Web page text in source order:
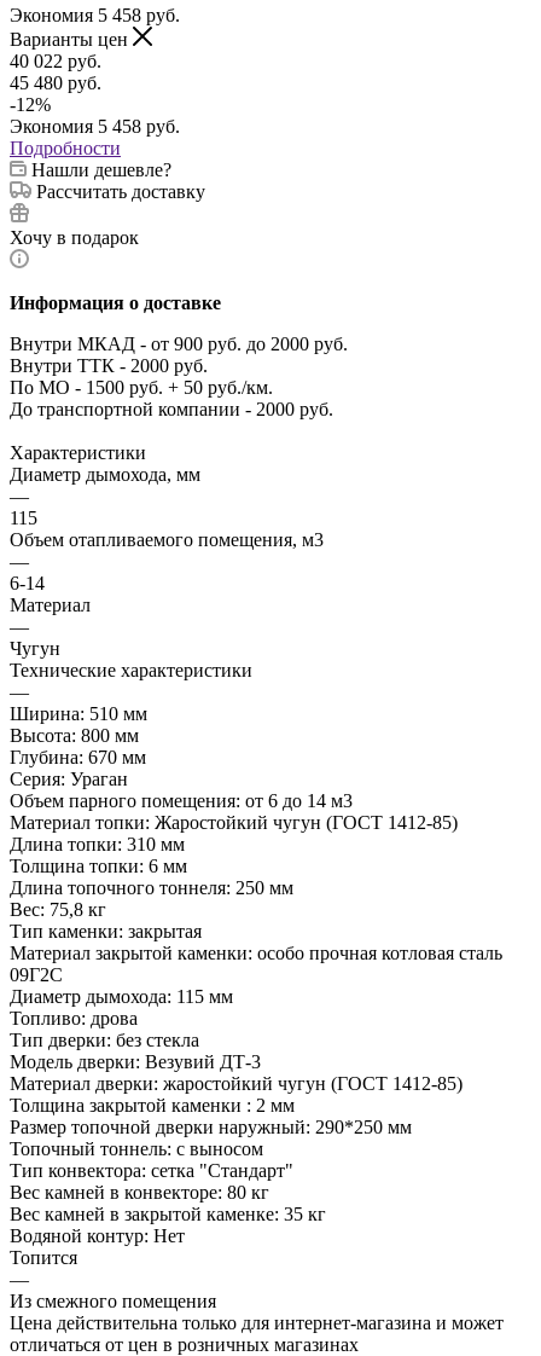
Экономия 5 458 руб.
Варианты цен
40 022 руб.
45 480 руб.
-12%
Экономия 5 458 руб.
Подробности
Нашли дешевле?
Рассчитать доставку
Хочу в подарок
Информация о доставке
Внутри МКАД - от 900 руб. до 2000 руб.
Внутри ТТК - 2000 руб.
По МО - 1500 руб. + 50 руб./км.
До транспортной компании - 2000 руб.
Характеристики
Диаметр дымохода, мм
—
115
Объем отапливаемого помещения, м3
—
6-14
Материал
—
Чугун
Технические характеристики
—
Ширина: 510 мм
Высота: 800 мм
Глубина: 670 мм
Серия: Ураган
Объем парного помещения: от 6 до 14 м3
Материал топки: Жаростойкий чугун (ГОСТ 1412-85)
Длина топки: 310 мм
Толщина топки: 6 мм
Длина топочного тоннеля: 250 мм
Вес: 75,8 кг
Тип каменки: закрытая
Материал закрытой каменки: особо прочная котловая сталь
09Г2С
Диаметр дымохода: 115 мм
Топливо: дрова
Тип дверки: без стекла
Модель дверки: Везувий ДТ-3
Материал дверки: жаростойкий чугун (ГОСТ 1412-85)
Толщина закрытой каменки : 2 мм
Размер топочной дверки наружный: 290*250 мм
Топочный тоннель: с выносом
Тип конвектора: cетка "Стандарт"
Вес камней в конвекторе: 80 кг
Вес камней в закрытой каменке: 35 кг
Водяной контур: Нет
Топится
—
Из смежного помещения
Цена действительна только для интернет-магазина и может
отличаться от цен в розничных магазинах